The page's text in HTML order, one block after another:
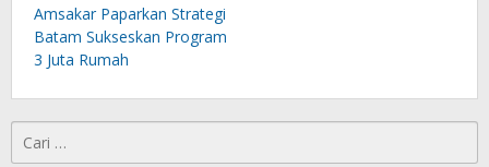
Amsakar Paparkan Strategi
Batam Sukseskan Program
3 Juta Rumah
untuk: